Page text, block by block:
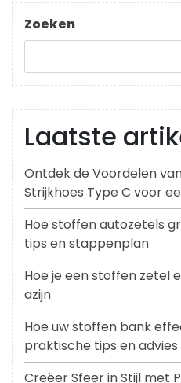
Zoeken
Laatste
Ontdek de Voordelen
Strijkhoes Type C voor
Hoe stoffen autozetels
tips en stappenplan
Hoe je een stoffen zetel
azijn
Hoe uw stoffen bank
praktische tips en advies
Creëer Sfeer in Stijl met